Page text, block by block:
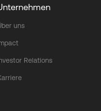
uns
Relations